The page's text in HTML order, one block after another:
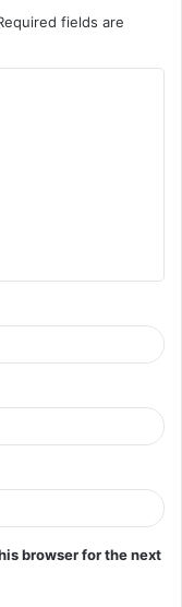
fields are
browser for the next